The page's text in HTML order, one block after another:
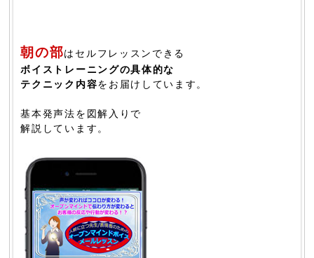
朝の部はセルフレッスンできる
ボイストレーニングの具体的な
テクニック内容をお届けしています。
基本発声法を図解入りで
解説しています。